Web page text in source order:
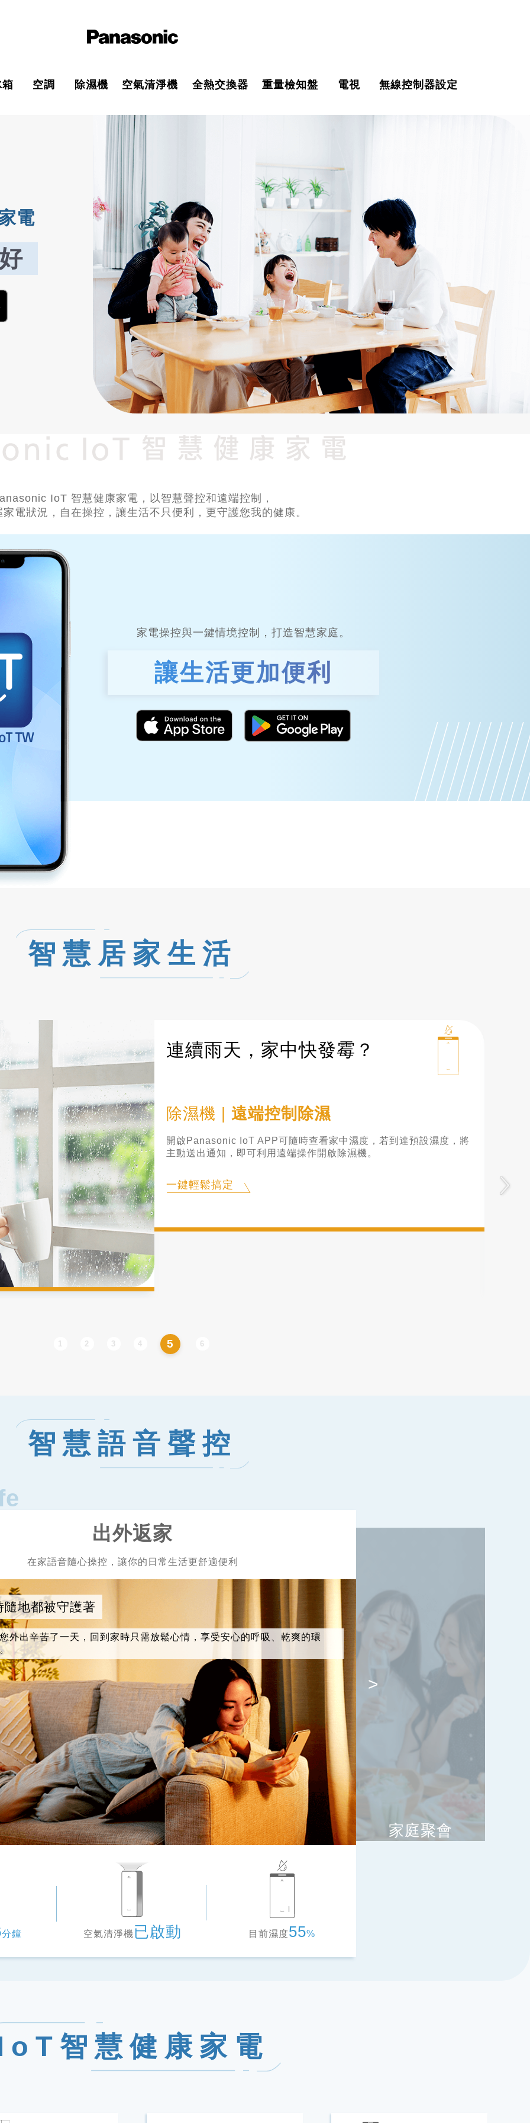
空調 除濕機 空氣清淨機 全熱交換器 重量檢知盤 電視 無線控制器設定
電
IoT 智慧健康家電，以智慧聲控和遠端控制，
電狀況，自在操控，讓生活不只便利，更守護您我的健康。
家電操控與一鍵情境控制，打造智慧家庭。
讓生活更加便利
智慧居家生活
想要隨時享受好空氣？
空氣清淨機|空氣品質顯示
室外空氣品質不良時，會主動推播詢問是否要開啟家中空氣清淨機，
您可透過手機遠端啟動空氣清淨機，並隨時查看家中PM2.5數値或狀
1 2 3 4 5 6
智慧語音聲控
出外返家
在家語音隨心操控，讓你的日常生活更舒適便利
隨地都被守護著
外出辛苦了一天，回到家時只需放鬆心情，享受安心的呼吸、乾爽的環
分鐘 空氣清淨機已啟動 目前濕度55%
>
家庭聚會
智慧健康家電